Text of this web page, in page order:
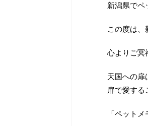
新潟県でペ
この度は、
心よりご冥
天国への扉
扉で愛する
「ペット